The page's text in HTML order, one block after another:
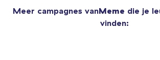
Meer campagnes vanMeme die je
vinden: